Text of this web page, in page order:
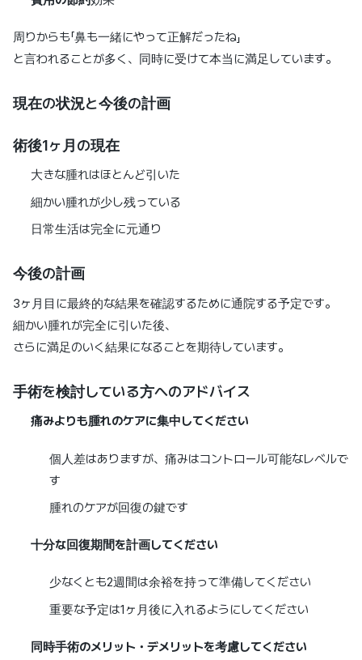
周りからも「鼻も一緒にやって正解だったね」
と言われることが多く、同時に受けて本当に満足しています。
現在の状況と今後の計画
術後1ヶ月の現在
大きな腫れはほとんど引いた
細かい腫れが少し残っている
日常生活は完全に元通り
今後の計画
3ヶ月目に最終的な結果を確認するために通院する予定です。
細かい腫れが完全に引いた後、
さらに満足のいく結果になることを期待しています。
手術を検討している方へのアドバイス
痛みよりも腫れのケアに集中してください
個人差はありますが、痛みはコントロール可能なレベルで
す
腫れのケアが回復の鍵です
十分な回復期間を計画してください
少なくとも2週間は余裕を持って準備してください
重要な予定は1ヶ月後に入れるようにしてください
同時手術のメリット・デメリットを考慮してください